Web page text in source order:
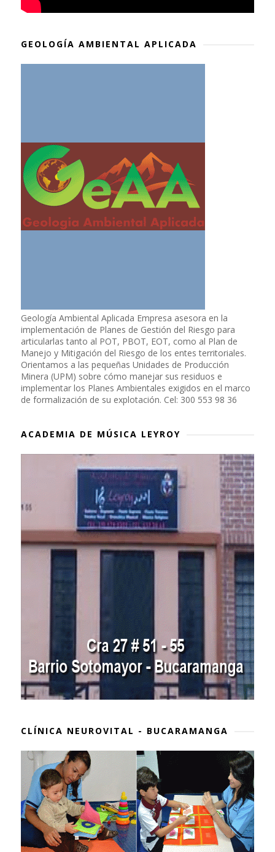
GEOLOGÍA AMBIENTAL APLICADA
Geología Ambiental Aplicada Empresa asesora en la
implementación de Planes de Gestión del Riesgo para
articularlas tanto al POT, PBOT, EOT, como al Plan de
Manejo y Mitigación del Riesgo de los entes territoriales.
Orientamos a las pequeñas Unidades de Producción
Minera (UPM) sobre cómo manejar sus residuos e
implementar los Planes Ambientales exigidos en el marco
de formalización de su explotación. Cel: 300 553 98 36
ACADEMIA DE MÚSICA LEYROY
CLÍNICA NEUROVITAL - BUCARAMANGA